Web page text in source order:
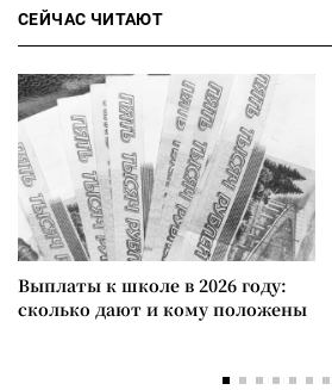
СЕЙЧАС ЧИТАЮТ
Выплаты к школе в 2026 году:
сколько дают и кому положены